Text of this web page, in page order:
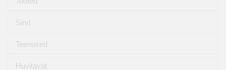
Sirvi
Teenused
Huvitavat